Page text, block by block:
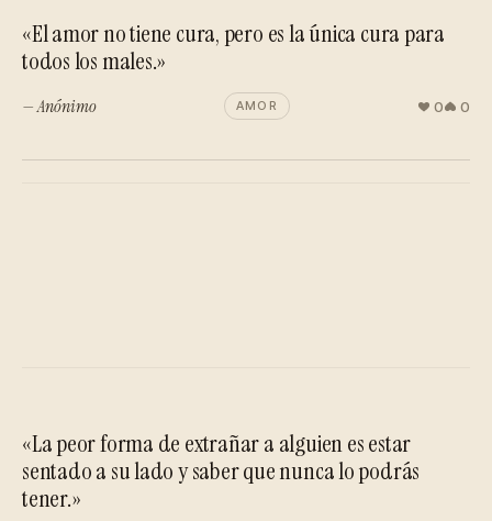
«El amor no tiene cura, pero es la única cura para
todos los males.»
— Anónimo AMOR 0 0
«La peor forma de extrañar a alguien es estar
sentado a su lado y saber que nunca lo podrás
tener.»